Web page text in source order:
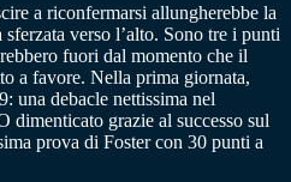
a riconfermarsi allungherebbe la
verso l’alto. Sono tre i punti
fuori dal momento che il
a favore. Nella prima giornata,
una debacle nettissima nel
dimenticato grazie al successo sul
prova di Foster con 30 punti a